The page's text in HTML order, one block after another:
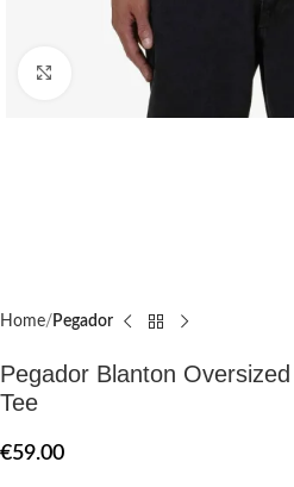
Click to enlarge
Home Pegador​
Pegador Blanton
Tee
€59.00